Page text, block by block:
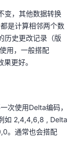
变，其他数据转换
是计算相邻两个数
历史更改记录（版
用，一般搭配
更好。
次使用Delta编码，
如 2,4,4,6,8 , Delta
。通常也会搭配